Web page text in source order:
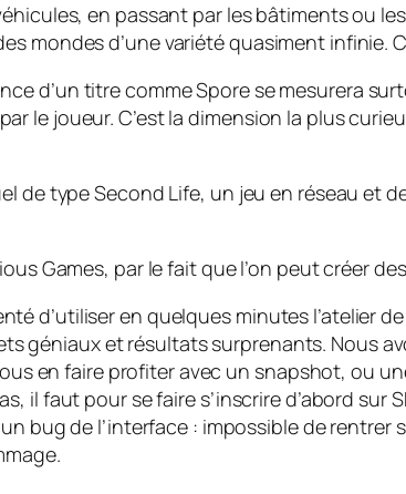
en passant par les bâtiments ou
mondes d’une variété quasiment infinie.
d’un titre comme Spore se mesurera
le joueur. C’est la dimension la plus
de type Second Life, un jeu en réseau et
Games, par le fait que l’on peut créer
d’utiliser en quelques minutes
géniaux et résultats surprenants. Nous
en faire profiter avec un snapshot, ou
il faut pour se faire s’inscrire d’abord
bug de l’interface : impossible de rentrer